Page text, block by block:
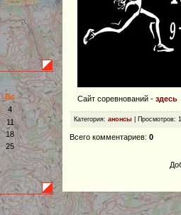
Вс
4
11
18
25
Сайт соревнований - здесь
Категория: анонсы Просмотров:
Всего комментариев: 0